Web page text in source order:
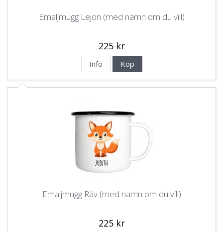
Emaljmugg Lejon (med namn om du vill)
225 kr
Info Köp
Emaljmugg Räv (med namn om du vill)
225 kr